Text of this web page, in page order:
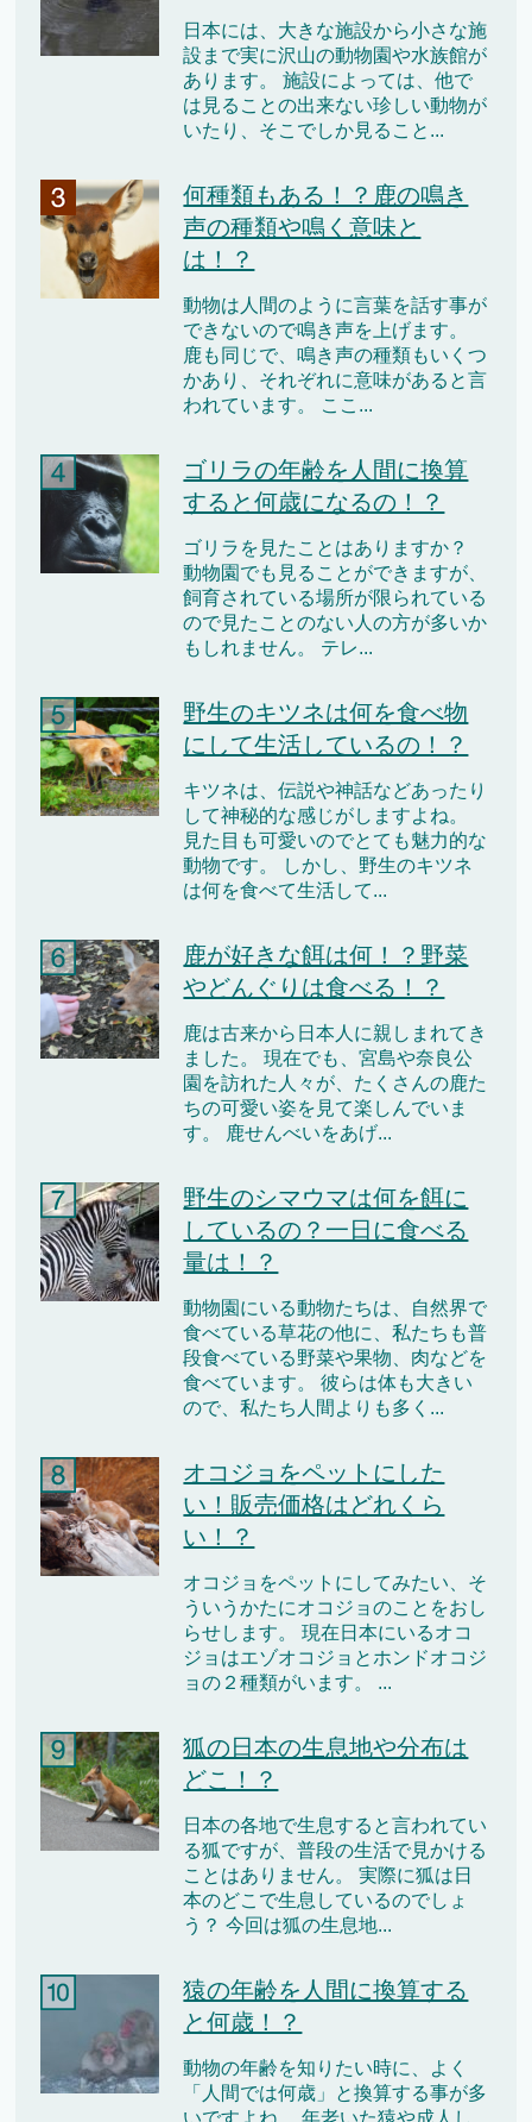
日本には、大きな施設から小さな施
設まで実に沢山の動物園や水族館が
あります。 施設によっては、他で
は見ることの出来ない珍しい動物が
いたり、そこでしか見ること...
何種類もある！？鹿の鳴き
声の種類や鳴く意味と
は！？
動物は人間のように言葉を話す事が
できないので鳴き声を上げます。
鹿も同じで、鳴き声の種類もいくつ
かあり、それぞれに意味があると言
われています。 ここ...
ゴリラの年齢を人間に換算
すると何歳になるの！？
ゴリラを見たことはありますか？
動物園でも見ることができますが、
飼育されている場所が限られている
ので見たことのない人の方が多いか
もしれません。 テレ...
野生のキツネは何を食べ物
にして生活しているの！？
キツネは、伝説や神話などあったり
して神秘的な感じがしますよね。
見た目も可愛いのでとても魅力的な
動物です。 しかし、野生のキツネ
は何を食べて生活して...
鹿が好きな餌は何！？野菜
やどんぐりは食べる！？
鹿は古来から日本人に親しまれてき
ました。 現在でも、宮島や奈良公
園を訪れた人々が、たくさんの鹿た
ちの可愛い姿を見て楽しんでいま
す。 鹿せんべいをあげ...
野生のシマウマは何を餌に
しているの？一日に食べる
量は！？
動物園にいる動物たちは、自然界で
食べている草花の他に、私たちも普
段食べている野菜や果物、肉などを
食べています。 彼らは体も大きい
ので、私たち人間よりも多く...
オコジョをペットにした
い！販売価格はどれくら
い！？
オコジョをペットにしてみたい、そ
ういうかたにオコジョのことをおし
らせします。 現在日本にいるオコ
ジョはエゾオコジョとホンドオコジ
ョの２種類がいます。 ...
狐の日本の生息地や分布は
どこ！？
日本の各地で生息すると言われてい
る狐ですが、普段の生活で見かける
ことはありません。 実際に狐は日
本のどこで生息しているのでしょ
う？ 今回は狐の生息地...
猿の年齢を人間に換算する
と何歳！？
動物の年齢を知りたい時に、よく
「人間では何歳」と換算する事が多